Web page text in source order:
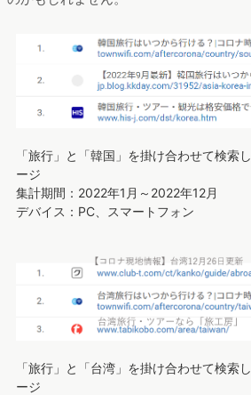
「旅行」と「韓国」を掛け合わせて検索
ージ
集計期間：2022年1月～2022年12月
デバイス：PC、スマートフォン
「旅行」と「台湾」を掛け合わせて検索
ージ